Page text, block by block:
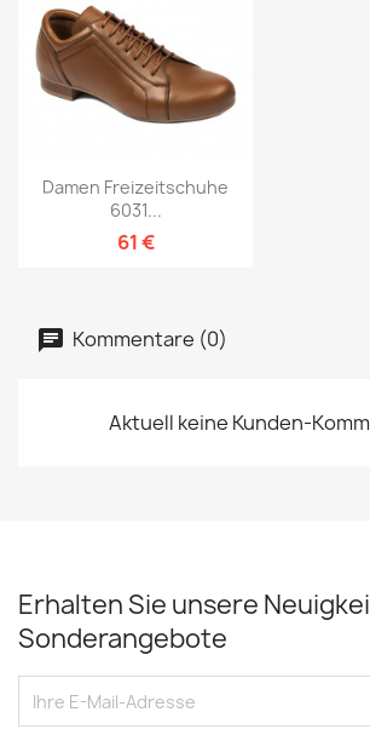
Damen Freizeitschuhe
6031...
61 €
Kommentare (0)
Aktuell keine Kunden-
Erhalten Sie unsere
Sonderangebote